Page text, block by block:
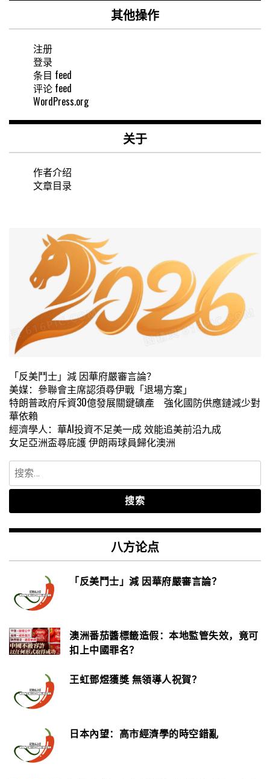
其他操作
注册
登录
条目 feed
评论 feed
WordPress.org
关于
作者介绍
文章目录
「反美鬥士」減 因華府嚴審言論？
美媒：參聯會主席認須尋伊戰「退場方案」
特朗普政府斥資30億發展關鍵礦產 強化國防供應鏈減少對
華依賴
經濟學人：華AI投資不足美一成 效能追美前沿九成
女足亞洲盃尋庇護 伊朗兩球員歸化澳洲
搜
索：
八方论点
「反美鬥士」減 因華府嚴審言論？
澳洲番茄醬標籤造假：本地監管失效，竟可
扣上中國罪名？
王虹鄧煜獲獎 無領導人祝賀？
日本內望：高市經濟學的時空錯亂